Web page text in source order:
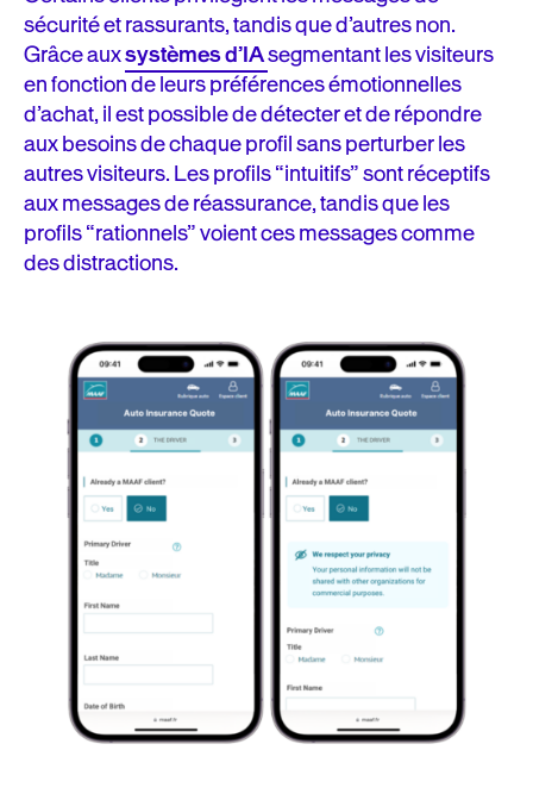
sécurité et rassurants, tandis que d’autres non.
Grâce auxsystèmes d’IAsegmentant les visiteurs
en fonction de leurs préférences émotionnelles
d’achat, il est possible de détecter et de répondre
aux besoins de chaque profil sans perturber les
autres visiteurs. Les profils “intuitifs” sont réceptifs
aux messages de réassurance, tandis que les
profils “rationnels” voient ces messages comme
des distractions.